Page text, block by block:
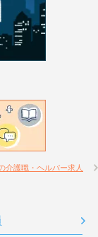
介護職・ヘルパー求人